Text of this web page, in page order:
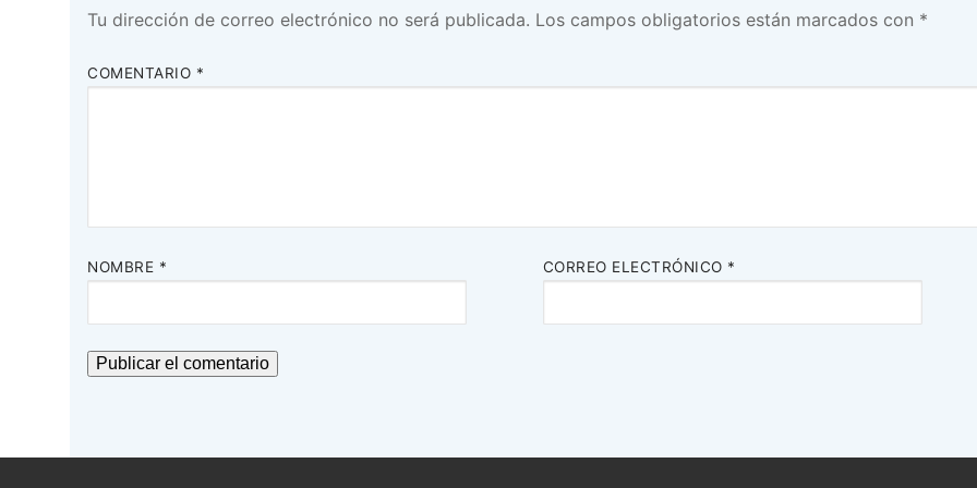
Tu dirección de correo electrónico no será publicada. Los campos obligatorios están marcados con *
COMENTARIO *
NOMBRE * CORREO ELECTRÓNICO *